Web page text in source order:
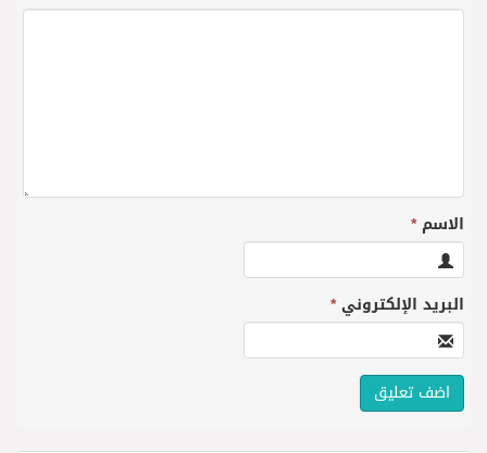
الاسم*
البريد الإلكتروني*